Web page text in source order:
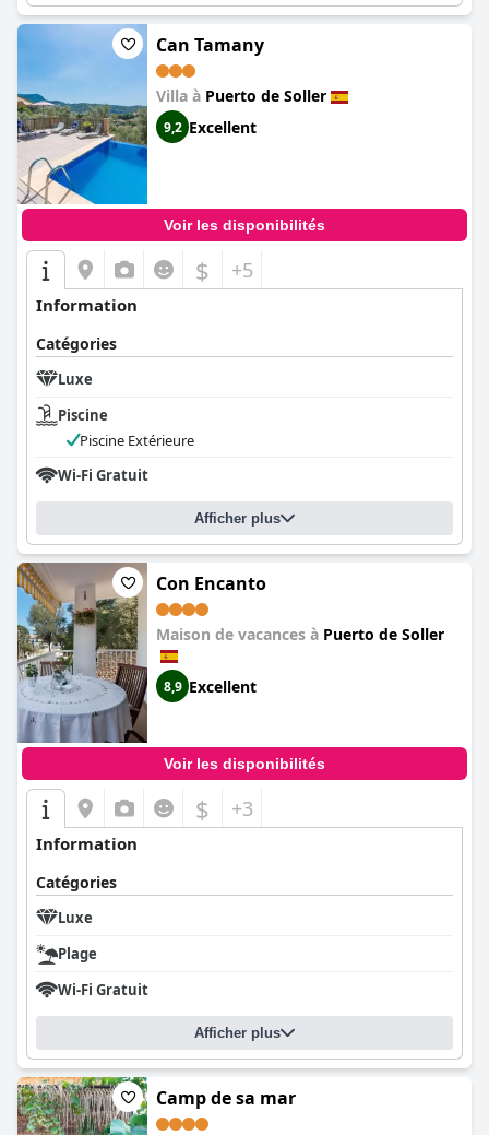
Can Tamany
Villa à Puerto de Soller
9,2 Excellent
Voir les disponibilités
$ +5
Information
Catégories
Luxe
Piscine
Piscine Extérieure
Wi-Fi Gratuit
Afficher plus
Con Encanto
Maison de vacances à Puerto de Soller
8,9 Excellent
Voir les disponibilités
$ +3
Information
Catégories
Luxe
Plage
Wi-Fi Gratuit
Afficher plus
Camp de sa mar